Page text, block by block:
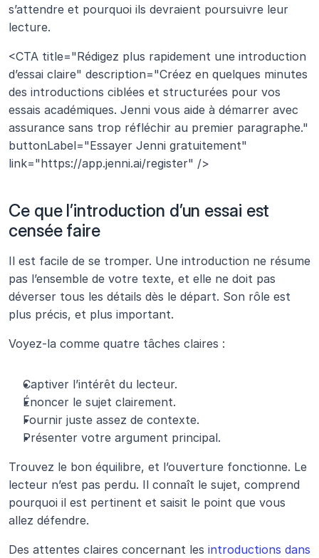
s’attendre et pourquoi ils devraient poursuivre leur
lecture.
<CTA title="Rédigez plus rapidement une introduction
d’essai claire" description="Créez en quelques minutes
des introductions ciblées et structurées pour vos
essais académiques. Jenni vous aide à démarrer avec
assurance sans trop réfléchir au premier paragraphe."
buttonLabel="Essayer Jenni gratuitement"
link="https://app.jenni.ai/register" />
Ce que l’introduction d’un essai est
censée faire
Il est facile de se tromper. Une introduction ne résume
pas l’ensemble de votre texte, et elle ne doit pas
déverser tous les détails dès le départ. Son rôle est
plus précis, et plus important.
Voyez-la comme quatre tâches claires :
Captiver l’intérêt du lecteur.
Énoncer le sujet clairement.
Fournir juste assez de contexte.
Présenter votre argument principal.
Trouvez le bon équilibre, et l’ouverture fonctionne. Le
lecteur n’est pas perdu. Il connaît le sujet, comprend
pourquoi il est pertinent et saisit le point que vous
allez défendre.
Des attentes claires concernant les introductions dans